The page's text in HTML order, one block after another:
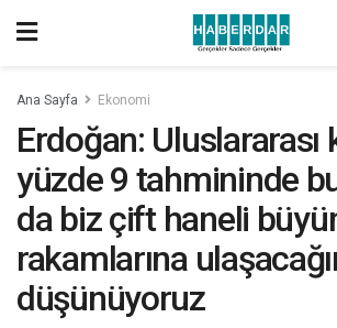
Ana Sayfa Ekonomi
Erdoğan:
yüzde 9 tahmininde
da biz çift haneli
rakamlarına
düşünüyoruz